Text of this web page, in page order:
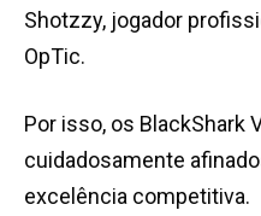
Shotzzy, jogador
OpTic.
Por isso, os BlackShark
cuidadosamente
excelência competitiva.